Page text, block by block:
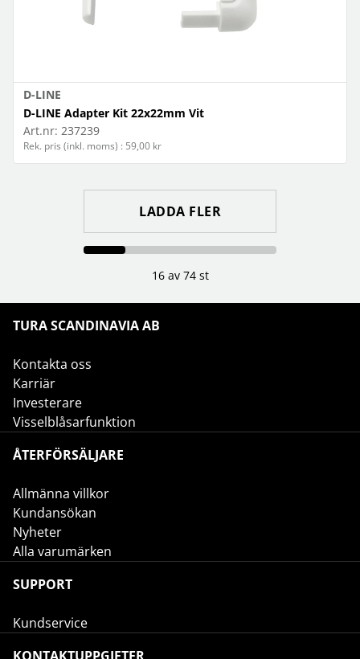
D-LINE
D-LINE Adapter Kit 22x22mm Vit
Art.nr: 237239
Rek. pris (inkl. moms) : 59,00 kr
LADDA FLER
16 av 74 st
TURA SCANDINAVIA AB
Kontakta oss
Karriär
Investerare
Visselblåsarfunktion
ÅTERFÖRSÄLJARE
Allmänna villkor
Kundansökan
Nyheter
Alla varumärken
SUPPORT
Kundservice